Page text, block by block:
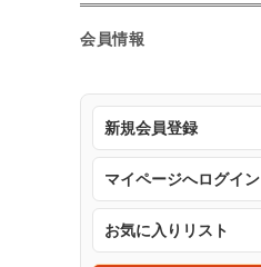
会員情報
新規会員登録
マイページへログイン
お気に入りリスト